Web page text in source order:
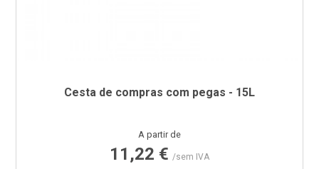
Cesta de compras com pegas - 15L
Preço
A partir de
11,22 € /sem IVA